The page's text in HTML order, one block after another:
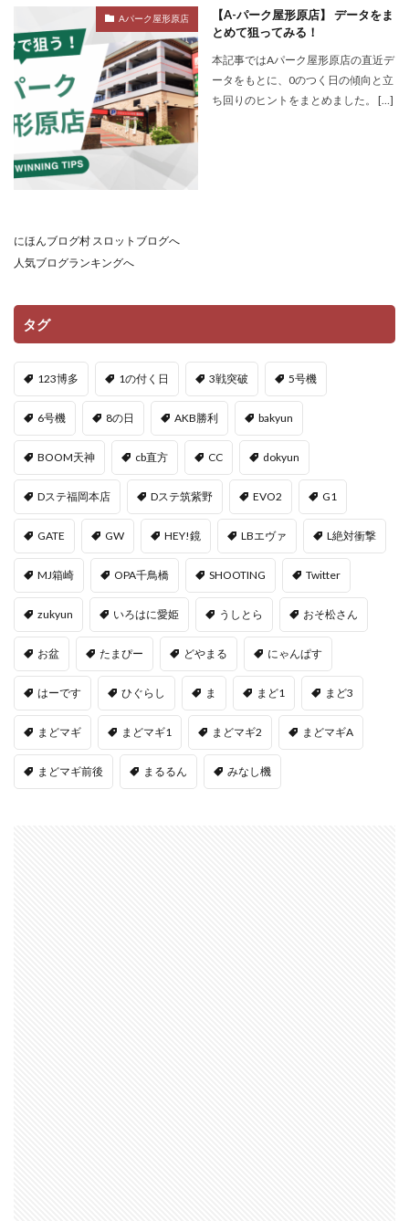
Aパーク屋形原店
【A-パーク屋形原店】 データをま
とめて狙ってみる！
本記事ではAパーク屋形原店の直近デ
ータをもとに、0のつく日の傾向と立
ち回りのヒントをまとめました。 […]
にほんブログ村 スロットブログへ
人気ブログランキングへ
タグ
123博多 1の付く日 3戦突破 5号機
6号機 8の日 AKB勝利 bakyun
BOOM天神 cb直方 CC dokyun
Dステ福岡本店 Dステ筑紫野 EVO2 G1
GATE GW HEY!鏡 LBエヴァ L絶対衝撃
MJ箱崎 OPA千鳥橋 SHOOTING Twitter
zukyun いろはに愛姫 うしとら おそ松さん
お盆 たまぴー どやまる にゃんぱす
はーです ひぐらし ま まど1 まど3
まどマギ まどマギ1 まどマギ2 まどマギA
まどマギ前後 まるるん みなし機